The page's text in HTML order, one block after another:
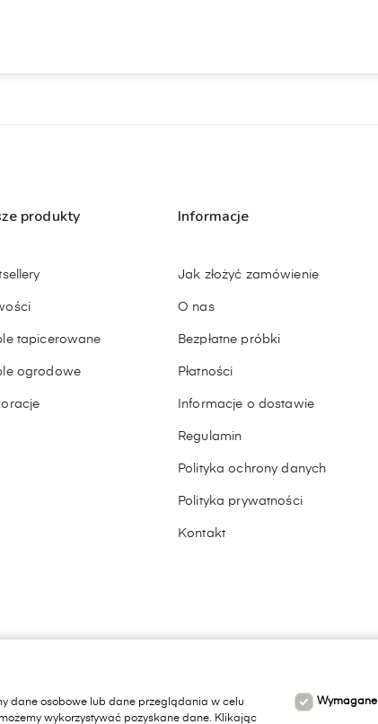
produkty
tapicerowane
ogrodowe
Informacje
Jak złożyć zamówienie
O nas
Bezpłatne próbki
Płatności
Informacje o dostawie
Regulamin
Polityka ochrony danych
Polityka prywatności
Kontakt
dane osobowe lub dane przeglądania w celu
wykorzystywać pozyskane dane. Klikając
Wymagane